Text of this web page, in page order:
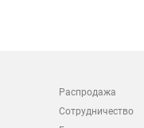
Распродажа
Сотрудничество